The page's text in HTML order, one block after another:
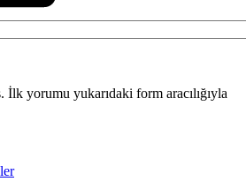
İlk yorumu yukarıdaki form aracılığıyla